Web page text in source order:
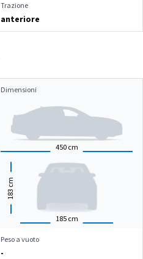
Trazione
anteriore
Dimensioni
450 cm
185 cm
183
cm
Peso a vuoto
-